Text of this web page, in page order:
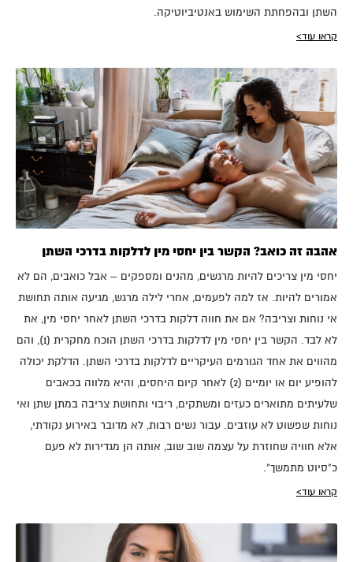
השתן ובהפחתת השימוש באנטיביוטיקה.
קראו עוד>
אהבה זה כואב? הקשר בין יחסי מין לדלקות בדרכי השתן
יחסי מין צריכים להיות מרגשים, מהנים ומספקים – אבל כואבים, הם לא
אמורים להיות. אז למה לפעמים, אחרי לילה מרגש, מגיעה אותה תחושת
אי נוחות וצריבה? אם את חווה דלקות בדרכי השתן לאחר יחסי מין, את
לא לבד. הקשר בין יחסי מין לדלקות בדרכי השתן הוכח מחקרית (1), והם
מהווים את אחד הגורמים העיקריים לדלקות בדרכי השתן. הדלקת יכולה
להופיע יום או יומיים (2) לאחר קיום היחסים, והיא מלווה בכאבים
שלעיתים מתוארים כעזים ומשתקים, ריבוי ותחושת צריבה במתן שתן ואי
נוחות שפשוט לא עוזבים. עבור נשים רבות, לא מדובר באירוע נקודתי,
אלא חוויה שחוזרת על עצמה שוב שוב, אותה הן מגדירות לא פעם
כ"סיוט מתמשך".
קראו עוד>